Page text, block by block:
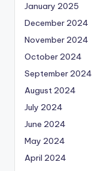
January 2025
December 2024
November 2024
October 2024
September 2024
August 2024
July 2024
June 2024
May 2024
April 2024